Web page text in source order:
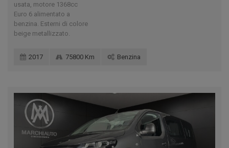
usata, motore 1368cc
Euro 6 alimentato a
benzina. Esterni di colore
beige metallizzato.
2017 75800 Km Benzina